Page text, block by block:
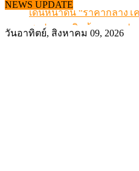
NEWS UPDATE
เดินหน้าดัน “ราคากลางโ
สรุปภาวะ สินค้าเกษตรป
เมื่อเกษตรกรถูกมองเป็นผู้
วันอาทิตย์, สิงหาคม 09, 2026